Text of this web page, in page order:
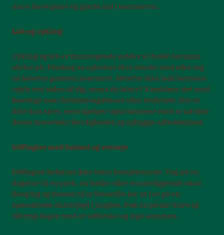
mere bevægelse og glæde ind i sommeren.
Løb og cykling
Cykling og løb er fremragende måder at holde børnene
aktive på. Planlæg en cykeltur til et smukt sted eller tag
en løbetur gennem kvarteret. Hvorfor ikke lade børnene
cykle ved siden af dig, mens du løber? Kombinér det med
havelege som forhindringsbaner eller stafetløb. Det er
ikke kun sjovt, men hjælper også børnene med at udvikle
deres motoriske færdigheder og opbygge udholdenhed.
Udflugter med fantasi og eventyr
Udflugter behøver ikke være komplicerede. Tag på en
dagstur til en park, en bakke eller en nærliggende skov.
Brug leg og fantasi til at forestille jer, at I er på en
spændende skattejagt i junglen. Pak en picnic-kurv og
tilbring dagen med at udforske og lege sammen.